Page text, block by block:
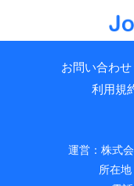
お問い合わせ
利用規
運営：株式
所在